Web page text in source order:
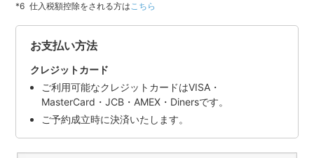
仕入税額控除をされる方はこちら
お支払い方法
クレジットカード
ご利用可能なクレジットカードはVISA・
MasterCard・JCB・AMEX・Dinersです。
ご予約成立時に決済いたします。